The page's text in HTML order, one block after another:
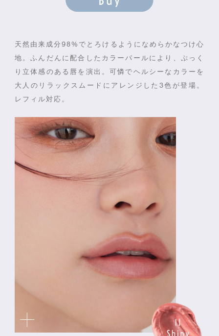
天然由来成分98% でとろけるようになめらかなつけ心
地。ふんだんに配合したカラーパールにより、ぷっく
り立体感のある唇を演出。可憐でヘルシーなカラーを
大人のリラックスムードに アレンジした 3色が登場。
レフィル対応。